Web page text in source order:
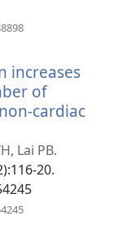
окне)
increases
of
cardiac
Lai PB.
20.